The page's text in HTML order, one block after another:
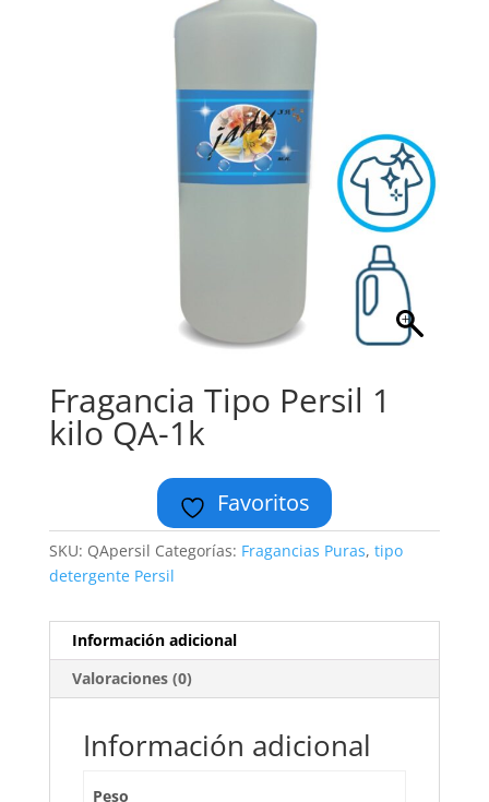
Fragancia Tipo Persil 1
kilo QA-1k
Favoritos
SKU: QApersil Categorías: Fragancias Puras, tipo
detergente Persil
Información adicional
Valoraciones (0)
Información adicional
Peso